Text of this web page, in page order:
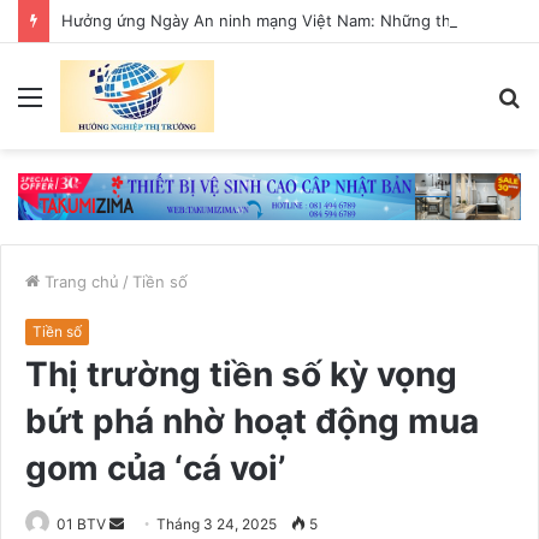
Trang chủ / Tiền số
Tiền số
Thị trường tiền số kỳ vọng
bứt phá nhờ hoạt động mua
gom của ‘cá voi’
01 BTV Tháng 3 24, 2025 5